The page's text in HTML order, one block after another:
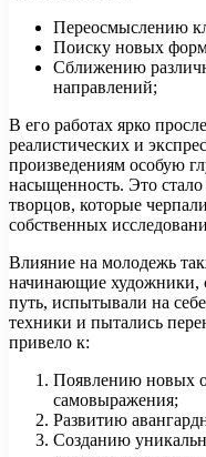
Переосмыслению
Поиску новых форм
Сближению
направлений;
В его работах ярко
реалистических и
произведениям особую
насыщенность. Это
творцов, которые
собственных
Влияние на молодежь
начинающие художники,
путь, испытывали на
техники и пытались
привело к:
Появлению новых
самовыражения;
Развитию
Созданию